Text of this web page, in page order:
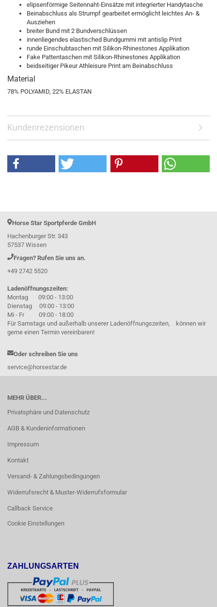
elipsenförmige Seitennaht-Einsätze mit integrierter Handytasche
Beinabschluss als Strumpf gearbeitet ermöglicht leichtes An- &
Ausziehen
breiter Bund mit 2 Bundverschlüssen
innenliegendes elastisched Bundgummi mit antislip Print
runde Einschubtaschen mit Silikon-Rhinestones Applikation
Fake Pattentaschen mit Silikon-Rhinestones Applikation
beidseitiger Pikeur Athleisure Print am Beinabschluss
Material
78% POLYAMID, 22% ELASTAN
Kundenrezensionen
Horse Star Sportpferde GmbH
Hachenburger Str. 343
57537 Wissen
Fragen? Rufen Sie uns an.
+49 2742 5520
Ladenöffnungszeiten:
Montag 09:00 - 13:00
Dienstag 09:00 - 13:00
Mi - Fr 09:00 - 18:00
Für Samstags und außerhalb unserer Ladenöffnungszeiten, können wir
gerne einen Termin vereinbaren!
Oder schreiben Sie uns
service@horsestar.de
MEHR ÜBER...
Privatsphäre und Datenschutz
AGB & Kundeninformationen
Impressum
Kontakt
Versand- & Zahlungsbedingungen
Widerrufsrecht & Muster-Widerrufsformular
Callback Service
Cookie Einstellungen
ZAHLUNGSARTEN